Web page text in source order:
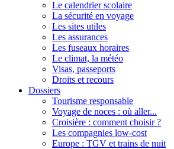
Le calendrier scolaire
La sécurité en voyage
Les sites utiles
Les assurances
Les fuseaux horaires
Le climat, la météo
Visas, passeports
Droits et recours
Dossiers
Tourisme responsable
Voyage de noces : où aller...
Croisière : comment choisir ?
Les compagnies low-cost
Europe : TGV et trains de nuit